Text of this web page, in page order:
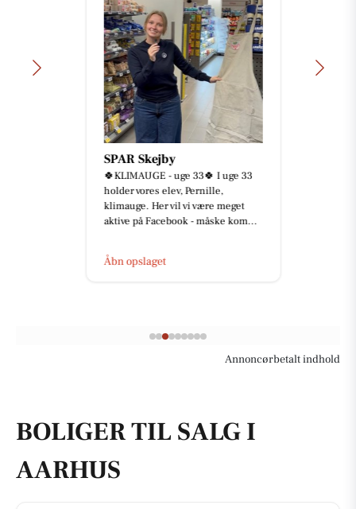
SPAR Skejby
🍀KLIMAUGE - uge 33🍀 I uge 33
holder vores elev, Pernille,
klimauge. Her vil vi være meget
aktive på Facebook - måske kom...
Åbn opslaget
Annoncørbetalt indhold
BOLIGER TIL SALG I
AARHUS